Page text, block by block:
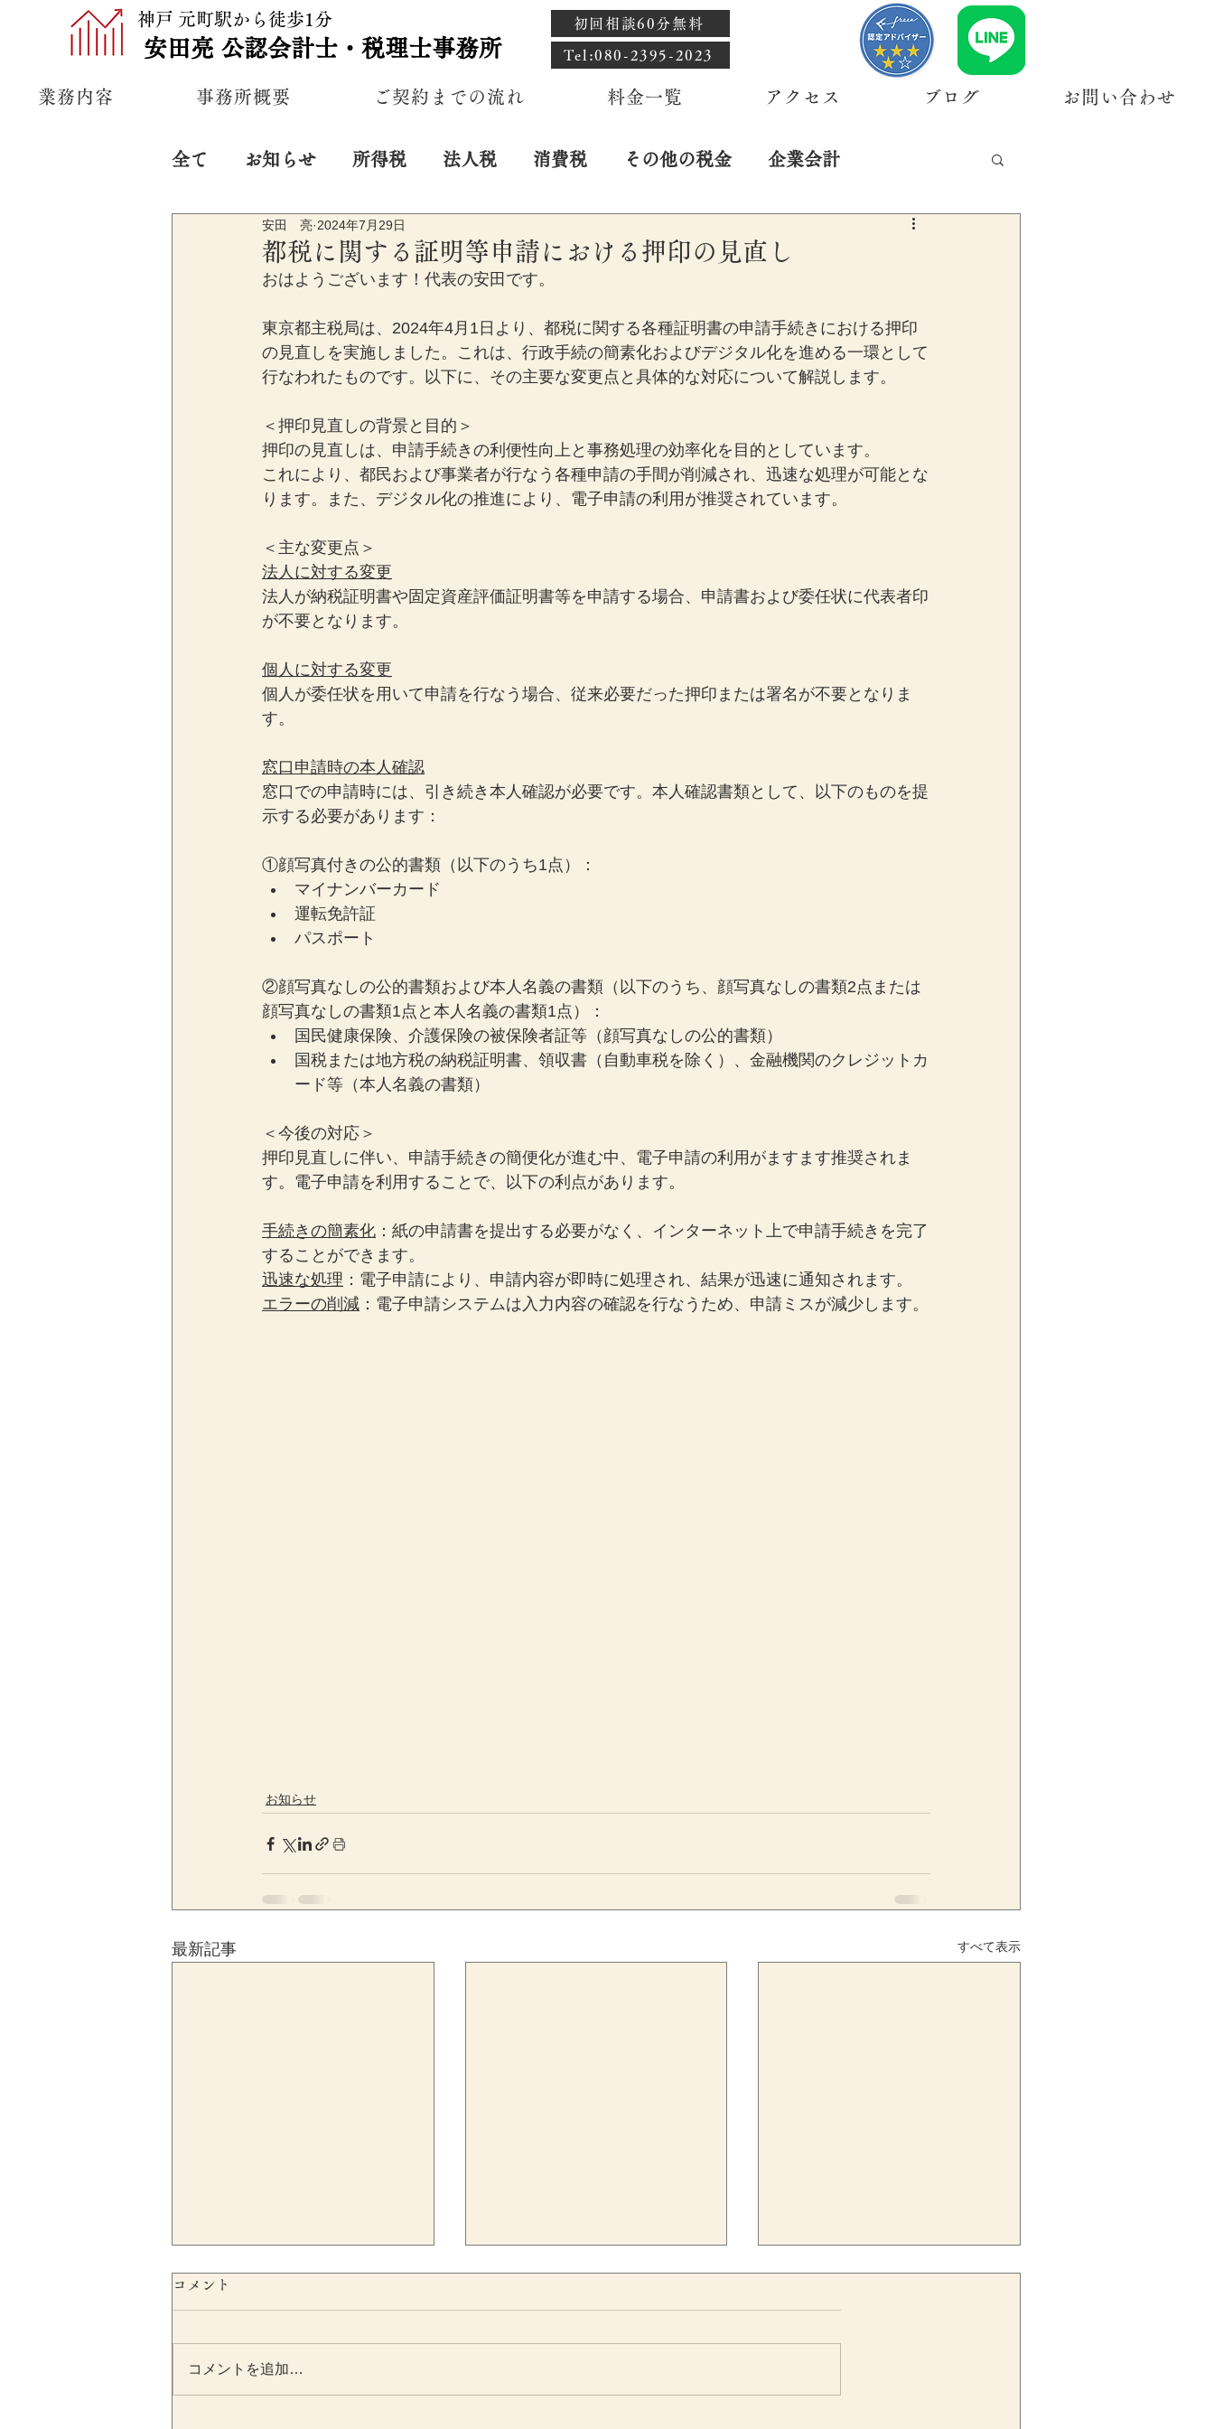
神戸 元町駅から徒歩1分
安田亮 公認会計士・税理士事務所
初回相談60分無料
​Tel:080-2395-2023
業務内容 事務所概要 ご契約までの流れ 料金一覧 アクセス ブログ お問い合わせ
全て お知らせ 所得税 法人税 消費税 その他の税金 企業会計
プライベート 経営
都税に関する証明等申請における押印の見直し
安田 亮 2024年7月29日
おはようございます！代表の安田です。
東京都主税局は、2024年4月1日より、都税に関する各種証明書の申請手続きにおける押印
の見直しを実施しました。これは、行政手続の簡素化およびデジタル化を進める一環として
行なわれたものです。以下に、その主要な変更点と具体的な対応について解説します。
＜押印見直しの背景と目的＞
押印の見直しは、申請手続きの利便性向上と事務処理の効率化を目的としています。
これにより、都民および事業者が行なう各種申請の手間が削減され、迅速な処理が可能とな
ります。また、デジタル化の推進により、電子申請の利用が推奨されています。
＜主な変更点＞
法人に対する変更
法人が納税証明書や固定資産評価証明書等を申請する場合、申請書および委任状に代表者印
が不要となります。
個人に対する変更
個人が委任状を用いて申請を行なう場合、従来必要だった押印または署名が不要となりま
す。
窓口申請時の本人確認
窓口での申請時には、引き続き本人確認が必要です。本人確認書類として、以下のものを提
示する必要があります：
①顔写真付きの公的書類（以下のうち1点）：
マイナンバーカード
運転免許証
パスポート
②顔写真なしの公的書類および本人名義の書類（以下のうち、顔写真なしの書類2点または
顔写真なしの書類1点と本人名義の書類1点）：
国民健康保険、介護保険の被保険者証等（顔写真なしの公的書類）
国税または地方税の納税証明書、領収書（自動車税を除く）、金融機関のクレジットカ
ード等（本人名義の書類）
＜今後の対応＞
押印見直しに伴い、申請手続きの簡便化が進む中、電子申請の利用がますます推奨されま
す。電子申請を利用することで、以下の利点があります。
手続きの簡素化 ：紙の申請書を提出する必要がなく、インターネット上で申請手続きを完了
することができます。
迅速な処理 ：電子申請により、申請内容が即時に処理され、結果が迅速に通知されます。
エラーの削減 ：電子申請システムは入力内容の確認を行なうため、申請ミスが減少します。
お知らせ
最新記事 すべて表示
コメント
コメントを追加…